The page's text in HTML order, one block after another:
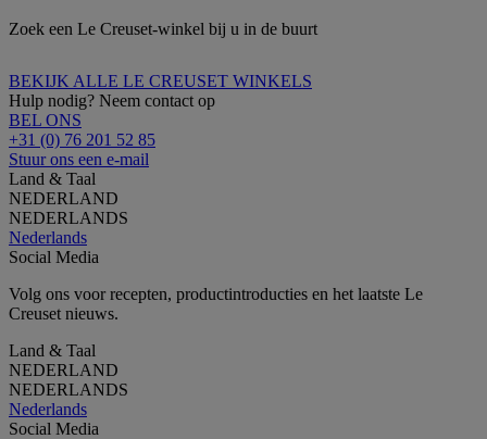
Zoek een Le Creuset-winkel bij u in de buurt
BEKIJK ALLE LE CREUSET WINKELS
Hulp nodig? Neem contact op
BEL ONS
+31 (0) 76 201 52 85
Stuur ons een e-mail
Land & Taal
NEDERLAND
NEDERLANDS
Nederlands
Social Media
Volg ons voor recepten, productintroducties en het laatste Le
Creuset nieuws.
Land & Taal
NEDERLAND
NEDERLANDS
Nederlands
Social Media